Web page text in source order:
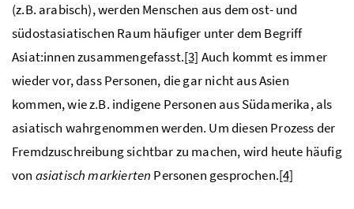
(z.B. arabisch), werden Menschen aus dem ost- und
südostasiatischen Raum häufiger unter dem Begriff
Asiat:innen zusammengefasst.[3] Auch kommt es immer
wieder vor, dass Personen, die gar nicht aus Asien
kommen, wie z.B. indigene Personen aus Südamerika, als
asiatisch wahrgenommen werden. Um diesen Prozess der
Fremdzuschreibung sichtbar zu machen, wird heute häufig
von asiatisch markierten Personen gesprochen.[4]